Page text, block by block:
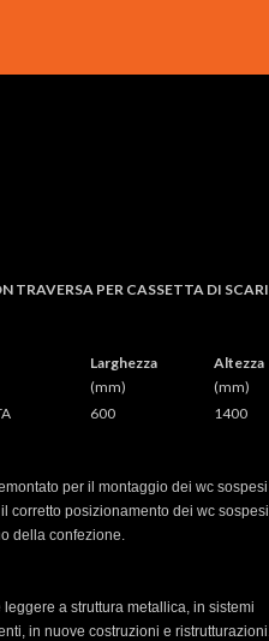
TRAVERSA PER CASSETTA DI
Larghezza
(mm)
Altezza
(mm)
600 1400
per il montaggio dei wc
corretto posizionamento dei wc
della confezione.
a struttura metallica, in sistemi
in nuove costruzioni e